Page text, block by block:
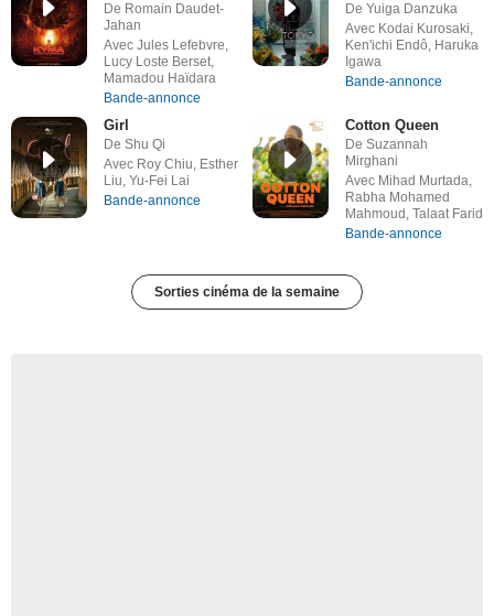
De Romain Daudet-
Jahan
Avec Jules Lefebvre,
Lucy Loste Berset,
Mamadou Haïdara
Bande-annonce
De Yuiga Danzuka
Avec Kodai Kurosaki,
Ken'ichi Endô, Haruka
Igawa
Bande-annonce
Girl
De Shu Qi
Avec Roy Chiu, Esther
Liu, Yu-Fei Lai
Bande-annonce
Cotton Queen
De Suzannah
Mirghani
Avec Mihad Murtada,
Rabha Mohamed
Mahmoud, Talaat Farid
Bande-annonce
Sorties cinéma de la semaine